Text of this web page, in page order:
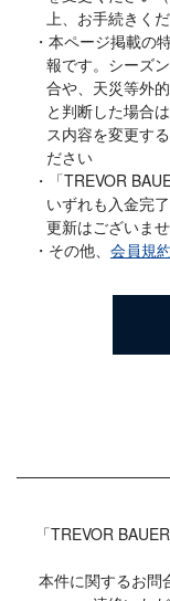
上、お手続きくだ
本ページ掲載の
報です。シーズ
合や、天災等外
と判断した場合
ス内容を変更す
ださい
「TREVOR
いずれも入金完
更新はございま
その他、 会員規約
「TREVOR
本件に関するお問